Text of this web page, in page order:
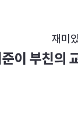
재미
이 부친의